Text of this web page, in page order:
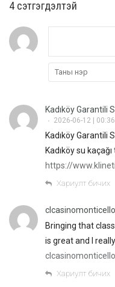
4 cэтгэгдэлтэй
Kadıköy Garantili
• 2026-06-12 | 00:36
Kadıköy Garantili
Kadıköy su
https://
Хариулт бичих
clcasinomonticello
Bringing that
is great and I
clcasinomonticello
Хариулт бичих